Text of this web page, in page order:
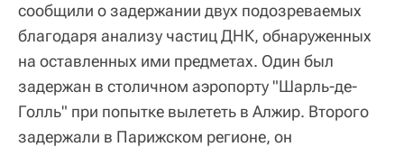
сообщили о задержании двух подозреваемых
благодаря анализу частиц ДНК, обнаруженных
на оставленных ими предметах. Один был
задержан в столичном аэропорту "Шарль-де-
Голль" при попытке вылететь в Алжир. Второго
задержали в Парижском регионе, он